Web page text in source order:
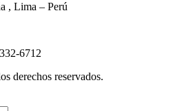
, Lima – Perú
6712
derechos reservados.